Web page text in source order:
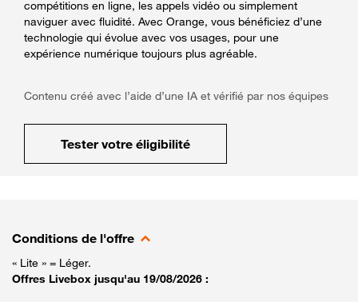
compétitions en ligne, les appels vidéo ou simplement
naviguer avec fluidité. Avec Orange, vous bénéficiez d’une
technologie qui évolue avec vos usages, pour une
expérience numérique toujours plus agréable.
Contenu créé avec l’aide d’une IA et vérifié par nos équipes
Tester votre éligibilité
Conditions de l'offre
« Lite » = Léger.
Offres Livebox jusqu'au 19/08/2026 :